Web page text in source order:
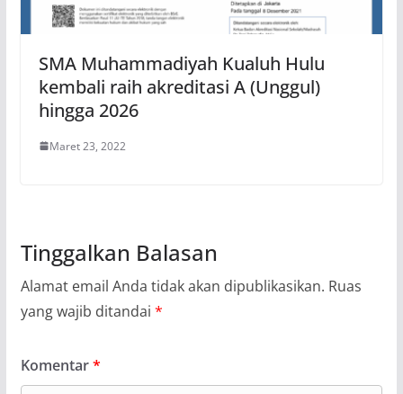
SMA Muhammadiyah Kualuh Hulu
kembali raih akreditasi A (Unggul)
hingga 2026
Maret 23, 2022
Tinggalkan Balasan
Alamat email Anda tidak akan dipublikasikan. Ruas
yang wajib ditandai *
Komentar*